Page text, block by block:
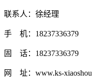
联系人：徐经理
手 机：18237336379
固 话：18237336379
网 址：www.ks-